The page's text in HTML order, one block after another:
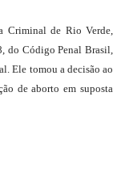
Criminal de Rio Verde,
do Código Penal Brasil,
Ele tomou a decisão ao
de aborto em suposta